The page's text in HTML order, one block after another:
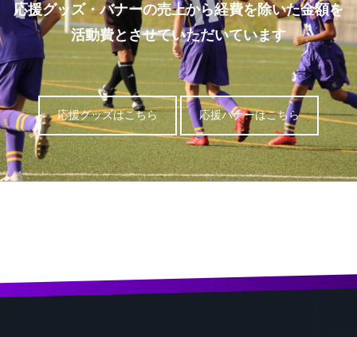
応援グッズ・バナーの売上から経費を除いた金額を
活動費とさせていただいています
応援グッズはこちら 応援バナーはこちら